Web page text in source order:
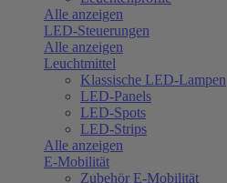
Alle anzeigen
LED-Steuerungen
Alle anzeigen
Leuchtmittel
Klassische LED-Lampen
LED-Panels
LED-Spots
LED-Strips
Alle anzeigen
E-Mobilität
Zubehör E-Mobilität